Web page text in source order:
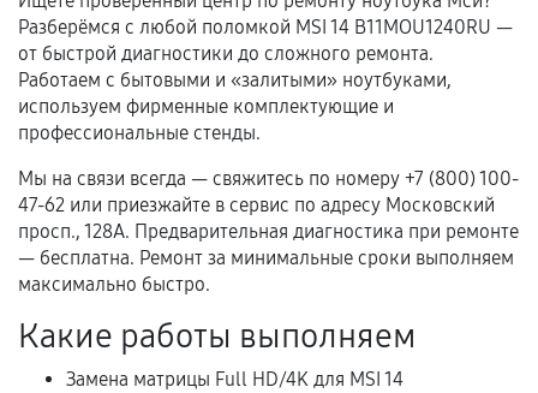
Документы для подтверждения
гарантии
Гарантийный талон.
Акт выполненных работ с датой, перечнем
услуг и сроком гарантии.
Документы на установленные комплектующие
и кассовый чек.
Расширенная гарантия
Разберёмся с любой поломкой MSI 14 B11MOU1240RU —
от быстрой диагностики до сложного ремонта.
Работаем с бытовыми и «залитыми» ноутбуками,
используем фирменные комплектующие и
профессиональные стенды.
Мы на связи всегда — свяжитесь по номеру +7 (800) 100-
47-62 или приезжайте в сервис по адресу Московский
просп., 128А. Предварительная диагностика при ремонте
— бесплатна. Ремонт за минимальные сроки выполняем
максимально быстро.
Какие работы выполняем
Замена матрицы Full HD/4K для MSI 14